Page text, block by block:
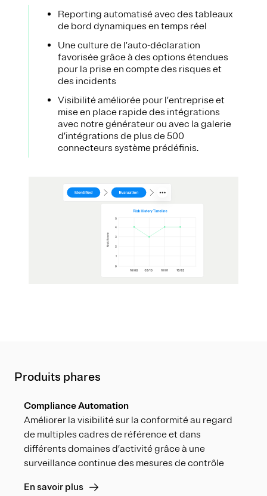
Reporting automatisé avec des tableaux
de bord dynamiques en temps réel
Une culture de l’auto-déclaration
favorisée grâce à des options étendues
pour la prise en compte des risques et
des incidents
Visibilité améliorée pour l’entreprise et
mise en place rapide des intégrations
avec notre générateur ou avec la galerie
d’intégrations de plus de 500
connecteurs système prédéfinis.
Produits phares
Compliance Automation
Améliorer la visibilité sur la conformité au regard
de multiples cadres de référence et dans
différents domaines d’activité grâce à une
surveillance continue des mesures de contrôle
En savoir plus